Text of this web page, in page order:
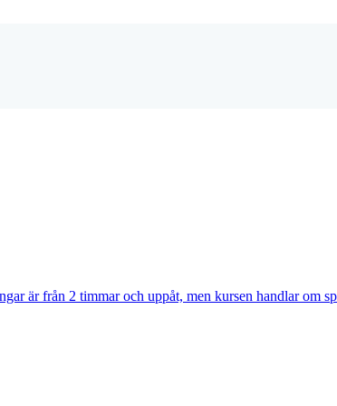
är från 2 timmar och uppåt, men kursen handlar om